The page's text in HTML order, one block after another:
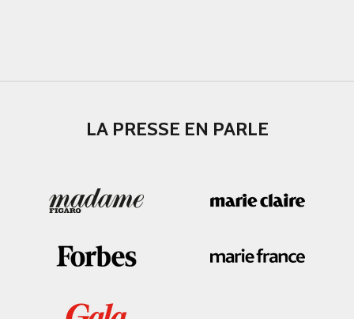
LA PRESSE EN PARLE